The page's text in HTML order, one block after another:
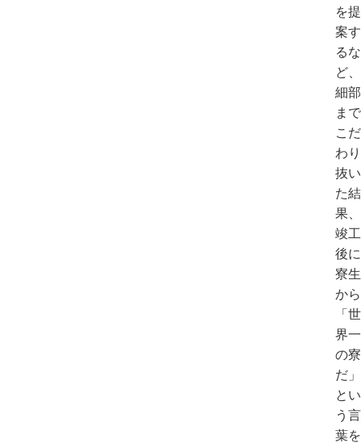
を提
案す
るな
ど、
細部
まで
こだ
わり
抜い
た結
果、
竣工
後に
寮生
から
「世
界一
の寮
だ」
とい
う言
葉を